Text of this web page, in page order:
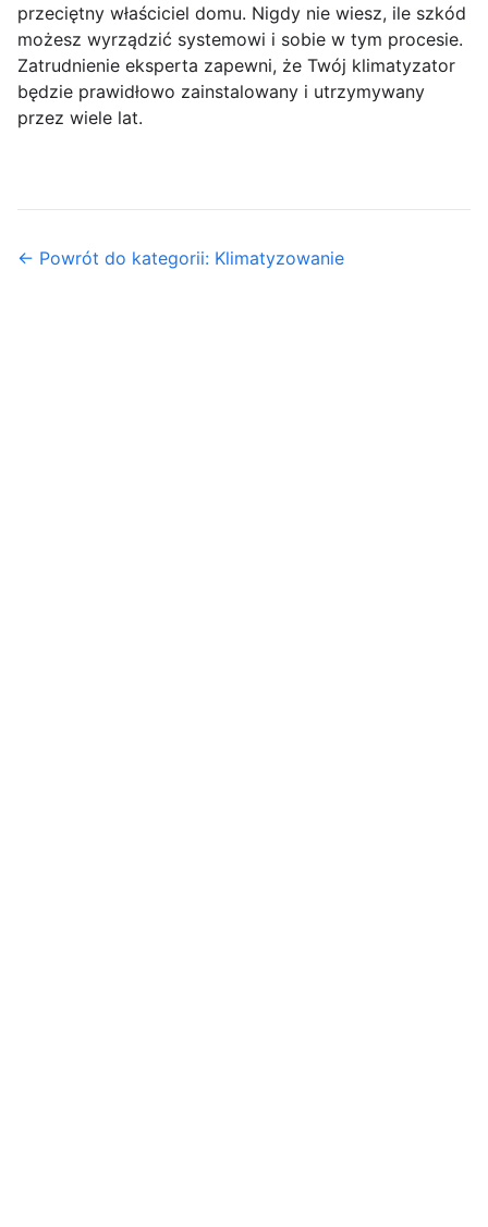
przeciętny właściciel domu. Nigdy nie wiesz, ile szkód
możesz wyrządzić systemowi i sobie w tym procesie.
Zatrudnienie eksperta zapewni, że Twój klimatyzator
będzie prawidłowo zainstalowany i utrzymywany
przez wiele lat.
← Powrót do kategorii: Klimatyzowanie